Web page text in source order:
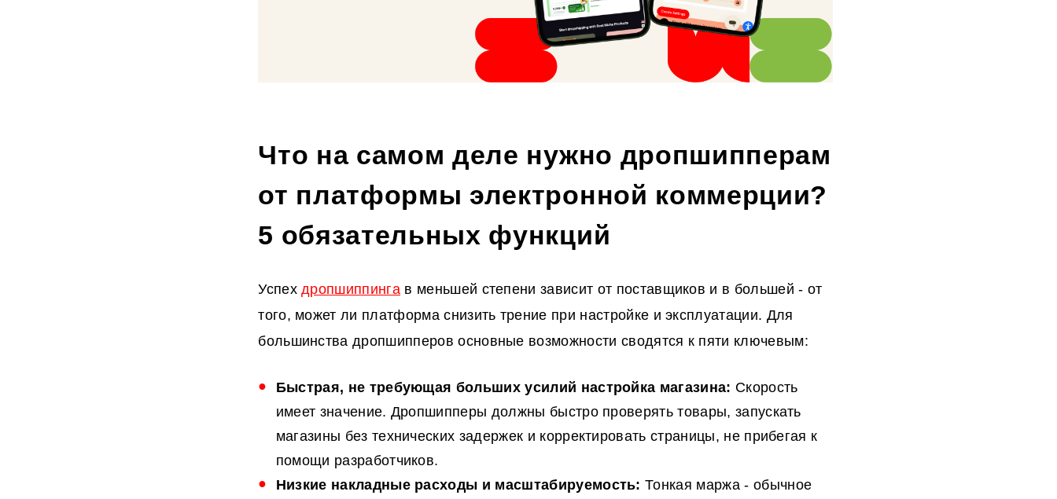
Что на самом деле нужно дропшипперам
от платформы электронной коммерции?
5 обязательных функций
Успехдропшиппинга в меньшей степени зависит от поставщиков и в большей - от
того, может ли платформа снизить трение при настройке и эксплуатации. Для
большинства дропшипперов основные возможности сводятся к пяти ключевым:
Быстрая, не требующая больших усилий настройка магазина: Скорость
имеет значение. Дропшипперы должны быстро проверять товары, запускать
магазины без технических задержек и корректировать страницы, не прибегая к
помощи разработчиков.
Низкие накладные расходы и масштабируемость:Тонкая маржа - обычное